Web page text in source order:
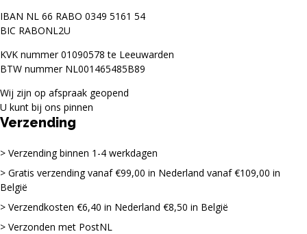
IBAN NL 66 RABO 0349 5161 54
BIC RABONL2U
KVK nummer 01090578 te Leeuwarden
BTW nummer NL001465485B89
Wij zijn op afspraak geopend
U kunt bij ons pinnen
Verzending
Verzending binnen 1-4 werkdagen
Gratis verzending vanaf €99,00 in Nederland vanaf €109,00 in
België
Verzendkosten €6,40 in Nederland €8,50 in België
Verzonden met PostNL